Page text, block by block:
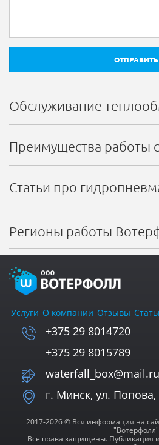
ОТПРАВИТЬ
Обслуживание
Преимущества работы
Статьи про
Регионы работы
Услуги О компании Отзывы
+375 29 8014720
+375 29 8015789
waterfall_box@mail.ru
г. Минск, ул. Попова,
2017-2026 © Вся информация на
"Вотерфолл"
Все права защищены. Публикация